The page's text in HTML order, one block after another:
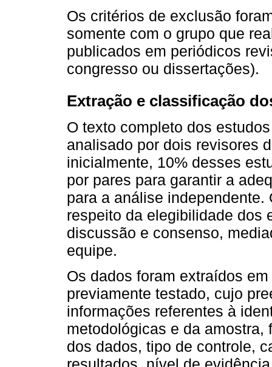
Os critérios de exclusão
somente com o grupo que
publicados em periódicos
congresso ou dissertações).
Extração e classificação
O texto completo dos
analisado por dois revisores
inicialmente, 10% desses
por pares para garantir a
para a análise
respeito da elegibilidade dos
discussão e consenso,
equipe.
Os dados foram extraídos
previamente testado, cujo
informações referentes à
metodológicas e da amostra,
dos dados, tipo de controle,